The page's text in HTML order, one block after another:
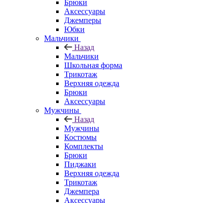
Брюки
Аксессуары
Джемперы
Юбки
Мальчики
Назад
Мальчики
Школьная форма
Трикотаж
Верхняя одежда
Брюки
Аксессуары
Мужчины
Назад
Мужчины
Костюмы
Комплекты
Брюки
Пиджаки
Верхняя одежда
Трикотаж
Джемпера
Аксессуары